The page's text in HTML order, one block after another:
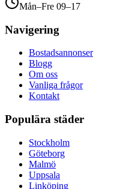
Mån–Fre 09–17
Navigering
Bostadsannonser
Blogg
Om oss
Vanliga frågor
Kontakt
Populära städer
Stockholm
Göteborg
Malmö
Uppsala
Linköping